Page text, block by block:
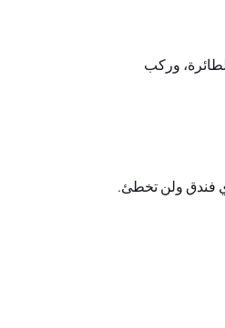
وركب
أي فندق ولن تخطئ.